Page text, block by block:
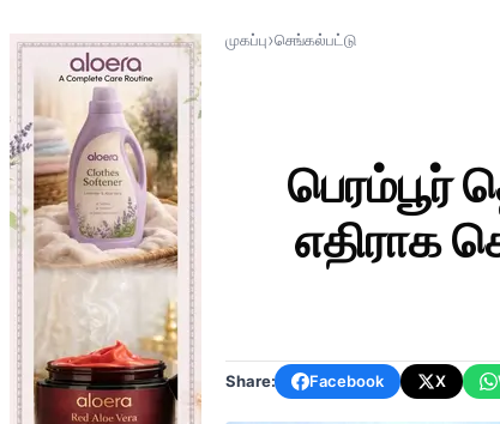
முகப்பு›செங்கல்பட்டு
பெரம்பூர்
எதிராக
Share: Facebook X